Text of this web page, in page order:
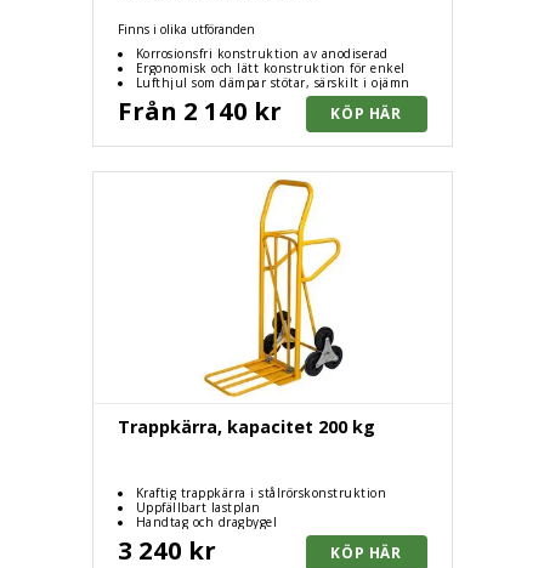
Finns i olika utföranden
Korrosionsfri konstruktion av anodiserad
aluminium
Ergonomisk och lätt konstruktion för enkel
hantering
Lufthjul som dämpar stötar, särskilt i ojämn
Från 2 140 kr
Trappkärra, kapacitet 200 kg
Kraftig trappkärra i stålrörskonstruktion
Uppfällbart lastplan
Handtag och dragbygel
3 240 kr